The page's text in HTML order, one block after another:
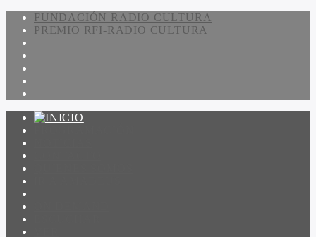
FUNDACIÓN RADIO CULTURA
PREMIO RFI-RADIO CULTURA